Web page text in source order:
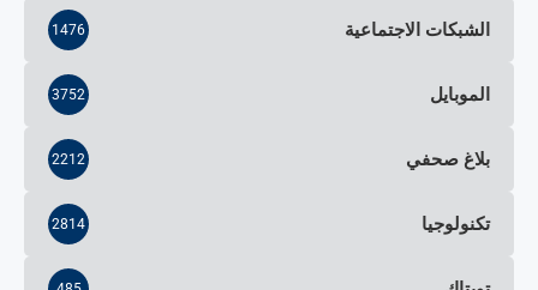
الشبكات الاجتماعية 1476
الموبايل 3752
بلاغ صحفي 2212
تكنولوجيا 2814